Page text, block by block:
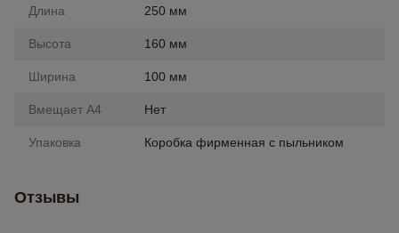
Длина 250 мм
Высота 160 мм
Ширина 100 мм
Вмещает А4 Нет
Упаковка Коробка фирменная с пыльником
Отзывы